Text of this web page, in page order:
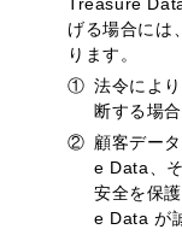
げる場合には
ります。
① 法令によ
断する場合
② 顧客デー
e Data、
安全を保
e Data が